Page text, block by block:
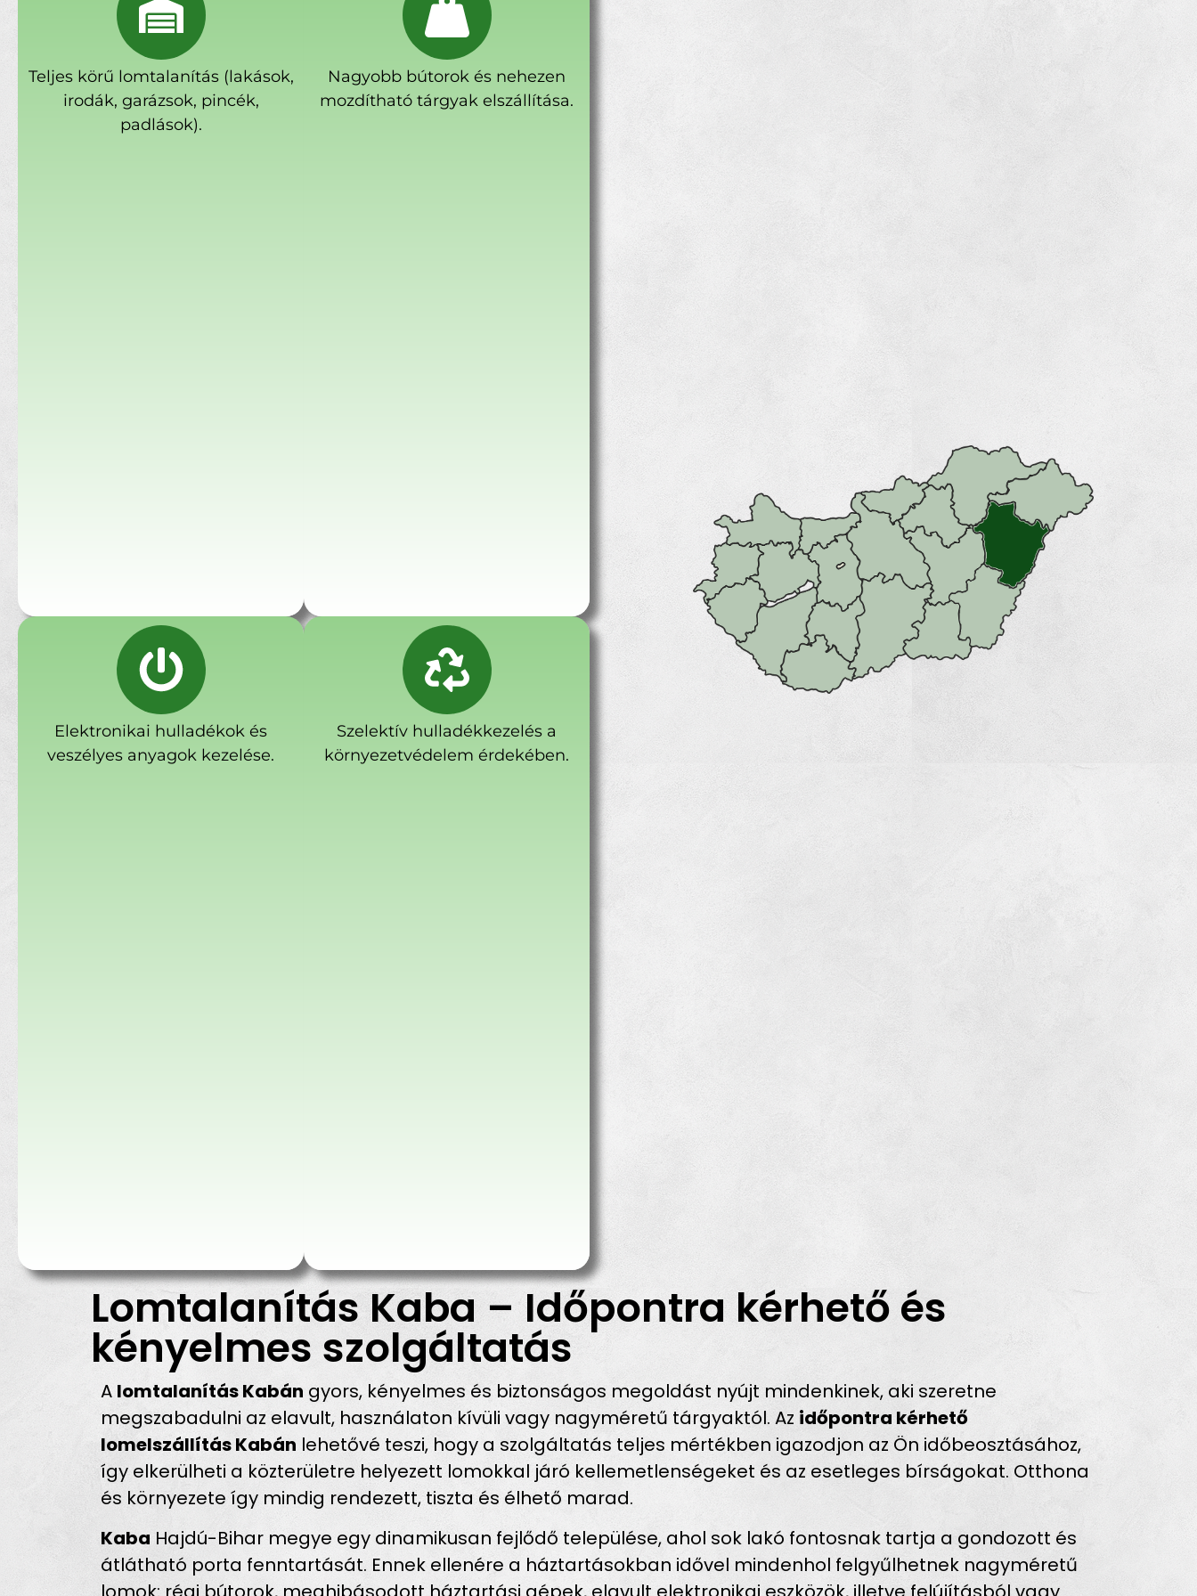
Teljes körű lomtalanítás (lakások,
irodák, garázsok, pincék,
padlások).
Nagyobb bútorok és nehezen
mozdítható tárgyak elszállítása.
Elektronikai hulladékok és
veszélyes anyagok kezelése.
Szelektív hulladékkezelés a
környezetvédelem érdekében.
Lomtalanítás Kaba – Időpontra kérhető és
kényelmes szolgáltatás
A lomtalanítás Kabán gyors, kényelmes és biztonságos megoldást nyújt mindenkinek, aki szeretne
megszabadulni az elavult, használaton kívüli vagy nagyméretű tárgyaktól. Az időpontra kérhető
lomelszállítás Kabán lehetővé teszi, hogy a szolgáltatás teljes mértékben igazodjon az Ön időbeosztásához,
így elkerülheti a közterületre helyezett lomokkal járó kellemetlenségeket és az esetleges bírságokat. Otthona
és környezete így mindig rendezett, tiszta és élhető marad.
Kaba Hajdú-Bihar megye egy dinamikusan fejlődő települése, ahol sok lakó fontosnak tartja a gondozott és
átlátható porta fenntartását. Ennek ellenére a háztartásokban idővel mindenhol felgyűlhetnek nagyméretű